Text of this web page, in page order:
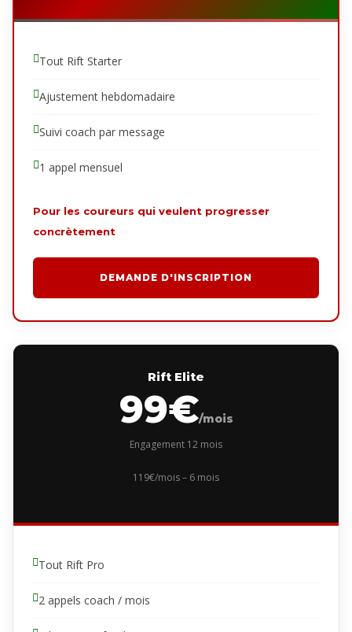
Tout Rift Starter
Ajustement hebdomadaire
Suivi coach par message
1 appel mensuel
Pour les coureurs qui veulent progresser
concrètement
DEMANDE D'INSCRIPTION
Rift Elite
99€/mois
Engagement 12 mois
119€/mois – 6 mois
Tout Rift Pro
2 appels coach / mois